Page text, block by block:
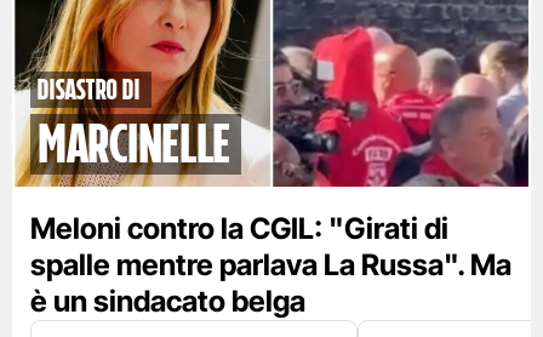
disastro di
marcinelle
Meloni contro la CGIL: "Girati di
spalle mentre parlava La Russa". Ma
è un sindacato belga